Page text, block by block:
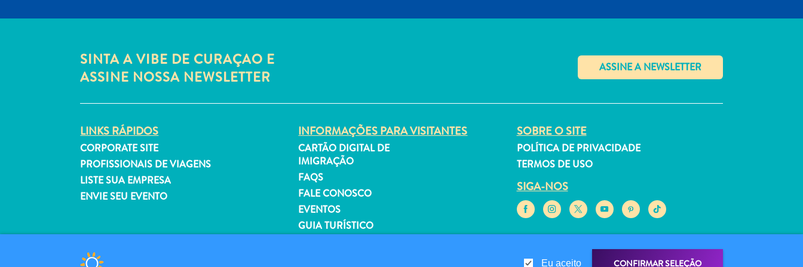
SINTA A VIBE DE CURAÇAO E
ASSINE NOSSA NEWSLETTER
✕
LINKS RÁPIDOS
CORPORATE SITE
PROFISSIONAIS DE VIAGENS
LISTE SUA EMPRESA
ENVIE SEU EVENTO
INFORMAÇÕES PARA VISITANTES
CARTÃO DIGITAL DE
IMIGRAÇÃO
FAQS
FALE CONOSCO
EVENTOS
GUIA TURÍSTICO
SOBRE O SITE
POLÍTICA DE PRIVACIDADE
TERMOS DE USO
SIGA-NOS
Eu aceito CONFIRMAR SELEÇÃO